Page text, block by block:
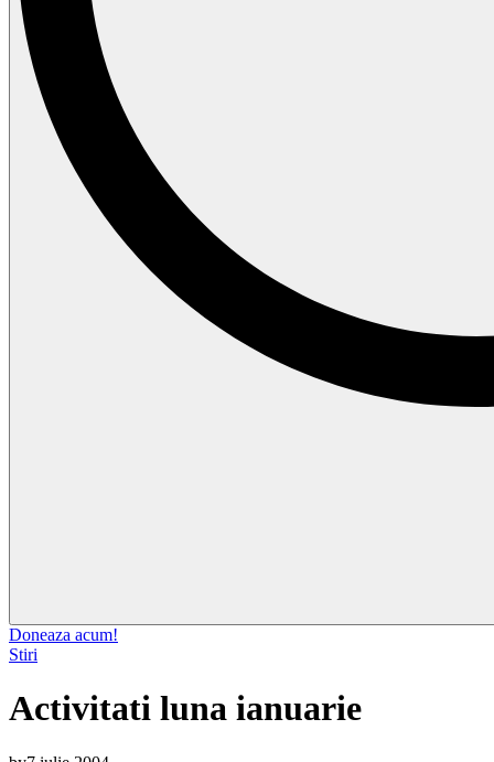
Doneaza acum!
Stiri
Activitati luna ianuarie